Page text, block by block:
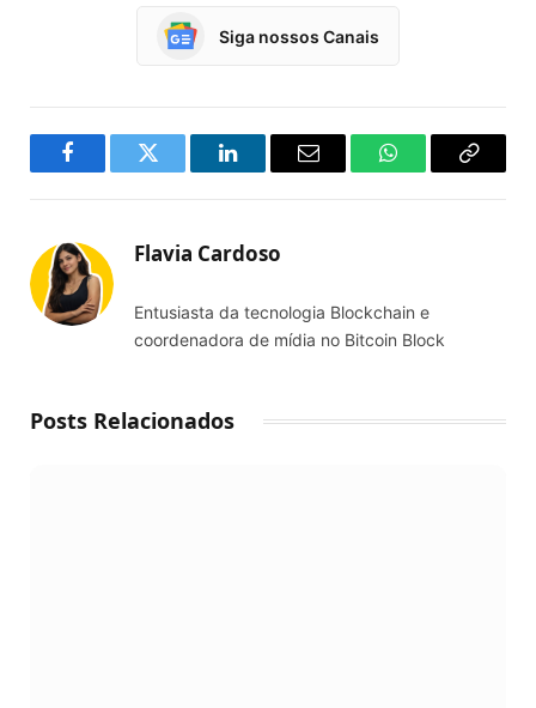
Siga nossos Canais
FacebookTwitter LinkedInEmail WhatsAppCopy
Flavia Cardoso
Entusiasta da tecnologia Blockchain e
coordenadora de mídia no Bitcoin Block
Posts Relacionados